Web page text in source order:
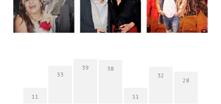
11
33
39 38
11
32
28